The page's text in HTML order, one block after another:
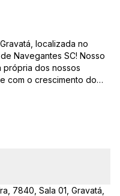
localizada no
SC! Nosso
dos nossos
com o crescimento do
7840, Sala 01, Gravatá,